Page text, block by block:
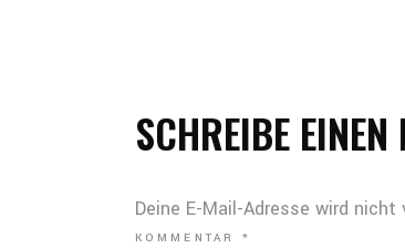
SCHREIBE
Deine E-Mail-Adresse wird
KOMMENTAR*